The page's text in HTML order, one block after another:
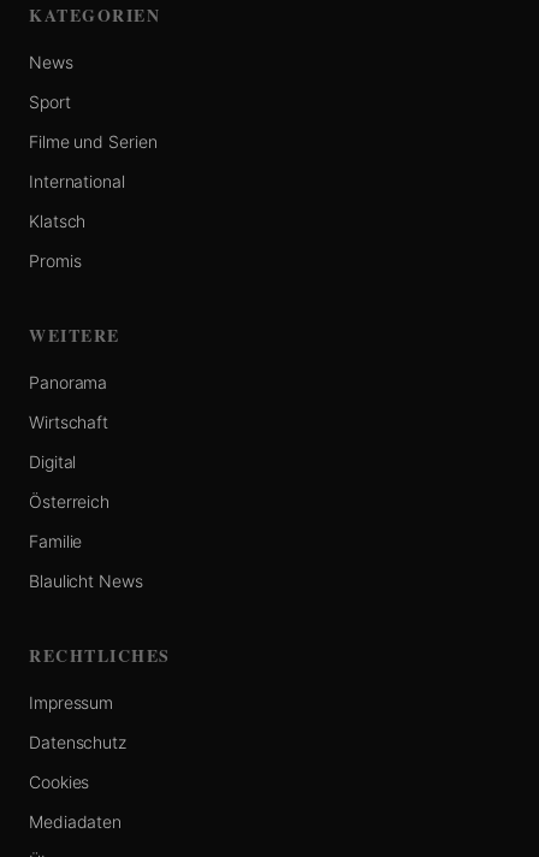
KATEGORIEN
News
Sport
Filme und Serien
International
Klatsch
Promis
WEITERE
Panorama
Wirtschaft
Digital
Österreich
Familie
Blaulicht News
RECHTLICHES
Impressum
Datenschutz
Cookies
Mediadaten